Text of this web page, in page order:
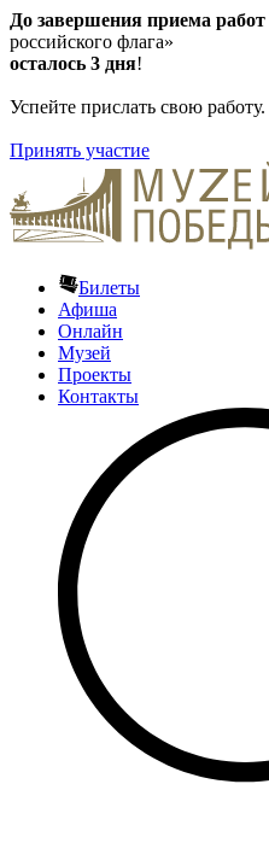
До завершения приема работ
российского флага»
осталось 3 дня!
Успейте прислать свою работу.
Принять участие
Билеты
Афиша
Онлайн
Музей
Проекты
Контакты